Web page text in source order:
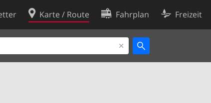
Karte / Route Fahrplan Freizeit
Cookie-Richtlinie
Cookie-Einstellungen